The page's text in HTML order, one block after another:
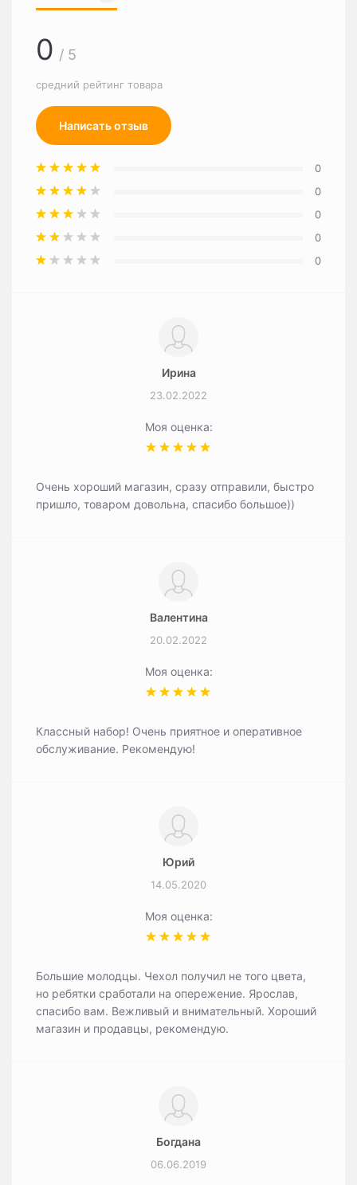
0 / 5
средний рейтинг товара
Написать отзыв
0
0
0
0
0
Ирина
23.02.2022
Моя оценка:
Очень хороший магазин, сразу отправили, быстро
пришло, товаром довольна, спасибо большое))
Валентина
20.02.2022
Моя оценка:
Классный набор! Очень приятное и оперативное
обслуживание. Рекомендую!
Юрий
14.05.2020
Моя оценка:
Большие молодцы. Чехол получил не того цвета,
но ребятки сработали на опережение. Ярослав,
спасибо вам. Вежливый и внимательный. Хороший
магазин и продавцы, рекомендую.
Богдана
06.06.2019